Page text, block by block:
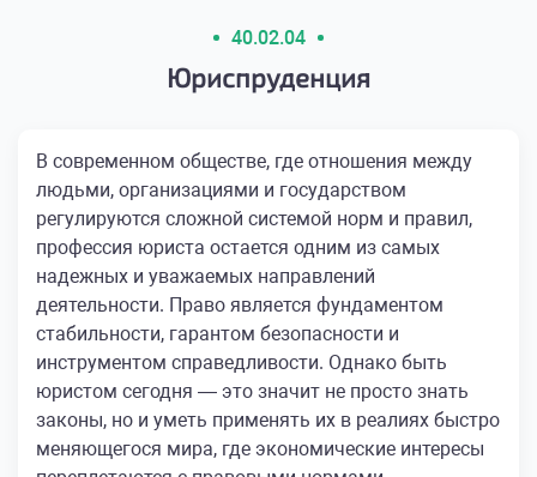
40.02.04
Юриспруденция
В современном обществе, где отношения между
людьми, организациями и государством
регулируются сложной системой норм и правил,
профессия юриста остается одним из самых
надежных и уважаемых направлений
деятельности. Право является фундаментом
стабильности, гарантом безопасности и
инструментом справедливости. Однако быть
юристом сегодня — это значит не просто знать
законы, но и уметь применять их в реалиях быстро
меняющегося мира, где экономические интересы